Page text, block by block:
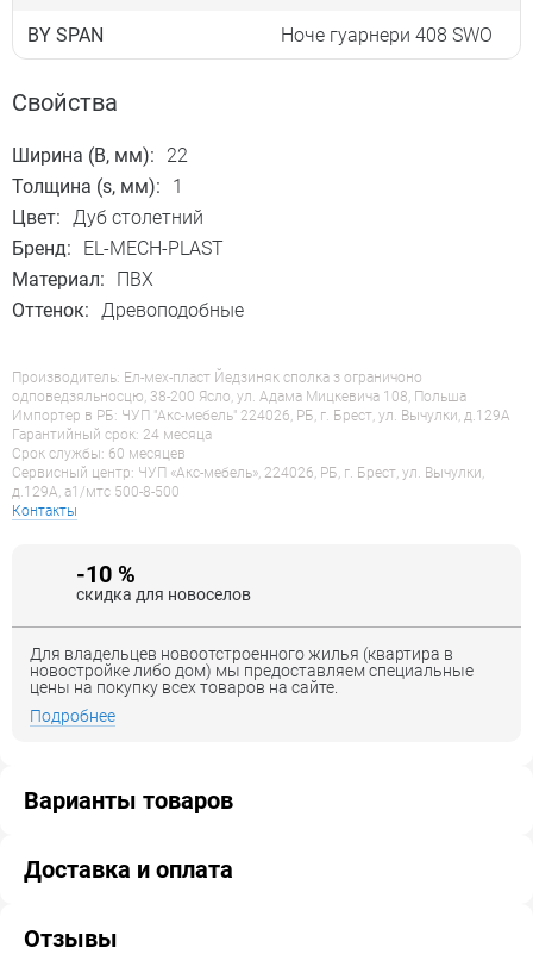
BY SPAN Ноче гуарнери 408 SWO
Свойства
Ширина (B, мм):
22
Толщина (s, мм):
1
Цвет: Дуб столетний
Бренд:
EL-MECH-PLAST
Материал:
ПВХ
Оттенок: Древоподобные
Производитель: Ел-мех-пласт Йедзиняк сполка з ограничоно
одповедзяльносцю, 38-200 Ясло, ул. Адама Мицкевича 108, Польша
Импортер в РБ: ЧУП "Акс-мебель" 224026, РБ, г. Брест, ул. Вычулки, д.129А
Гарантийный срок: 24 месяца
Срок службы: 60 месяцев
Сервисный центр: ЧУП «Акс-мебель», 224026, РБ, г. Брест, ул. Вычулки,
д.129А, a1/мтс 500-8-500
Контакты
-10 %
скидка для новоселов
Для владельцев новоотстроенного жилья (квартира в
новостройке либо дом) мы предоставляем специальные
цены на покупку всех товаров на сайте.
Подробнее
Варианты товаров
Доставка и оплата
Отзывы